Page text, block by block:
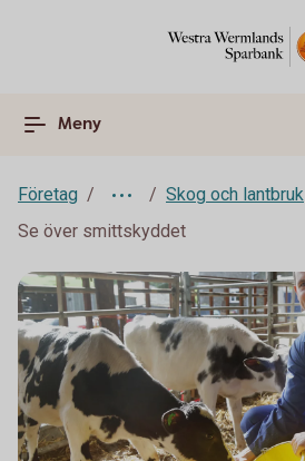
Meny
Företag
Skog och lantbruk
Se över smittskyddet